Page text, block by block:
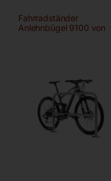
Fahrradständer
Anlehnbügel 9100 von